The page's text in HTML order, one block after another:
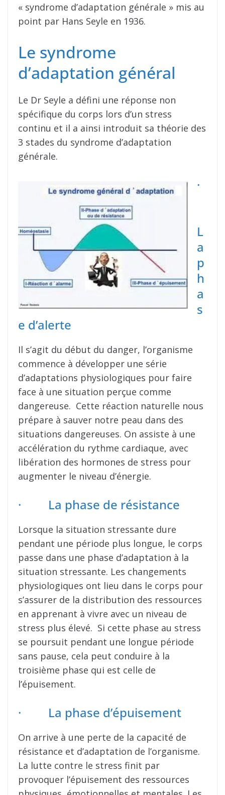
« syndrome d’adaptation générale » mis au
point par Hans Seyle en 1936.
Le syndrome
d’adaptation général
Le Dr Seyle a défini une réponse non
spécifique du corps lors d’un stress
continu et il a ainsi introduit sa théorie des
3 stades du syndrome d’adaptation
générale.
·
L
a
p
h
a
s
e d’alerte
Il s’agit du début du danger, l’organisme
commence à développer une série
d’adaptations physiologiques pour faire
face à une situation perçue comme
dangereuse. Cette réaction naturelle nous
prépare à sauver notre peau dans des
situations dangereuses. On assiste à une
accélération du rythme cardiaque, avec
libération des hormones de stress pour
augmenter le niveau d’énergie.
· La phase de résistance
Lorsque la situation stressante dure
pendant une période plus longue, le corps
passe dans une phase d’adaptation à la
situation stressante. Les changements
physiologiques ont lieu dans le corps pour
s’assurer de la distribution des ressources
en apprenant à vivre avec un niveau de
stress plus élevé. Si cette phase au stress
se poursuit pendant une longue période
sans pause, cela peut conduire à la
troisième phase qui est celle de
l’épuisement.
· La phase d’épuisement
On arrive à une perte de la capacité de
résistance et d’adaptation de l’organisme.
La lutte contre le stress finit par
provoquer l’épuisement des ressources